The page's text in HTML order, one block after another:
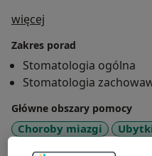
więcej
Zakres porad
Stomatologia ogólna
Stomatologia
Główne obszary pomocy
Choroby miazgi
Choroby stomatologiczne